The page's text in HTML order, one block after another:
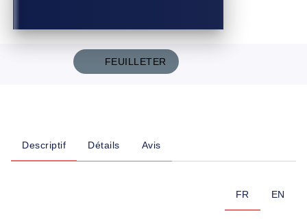
FEUILLETER
Descriptif Détails Avis
FR EN